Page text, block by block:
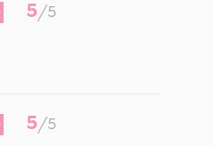
5/5
5/5